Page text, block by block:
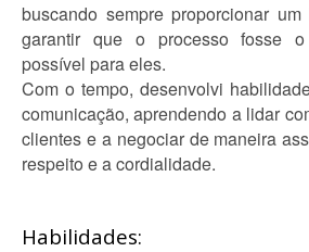
buscando sempre proporcionar
garantir que o processo fosse o
possível para eles.
Com o tempo, desenvolvi
comunicação, aprendendo a lidar
clientes e a negociar de maneira
respeito e a cordialidade.
Habilidades: